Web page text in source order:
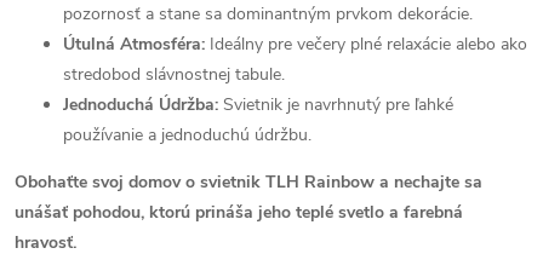
pozornosť a stane sa dominantným prvkom dekorácie.
Útulná Atmosféra: Ideálny pre večery plné relaxácie alebo ako
stredobod slávnostnej tabule.
Jednoduchá Údržba: Svietnik je navrhnutý pre ľahké
používanie a jednoduchú údržbu.
Obohaťte svoj domov o svietnik TLH Rainbow a nechajte sa
unášať pohodou, ktorú prináša jeho teplé svetlo a farebná
hravosť.